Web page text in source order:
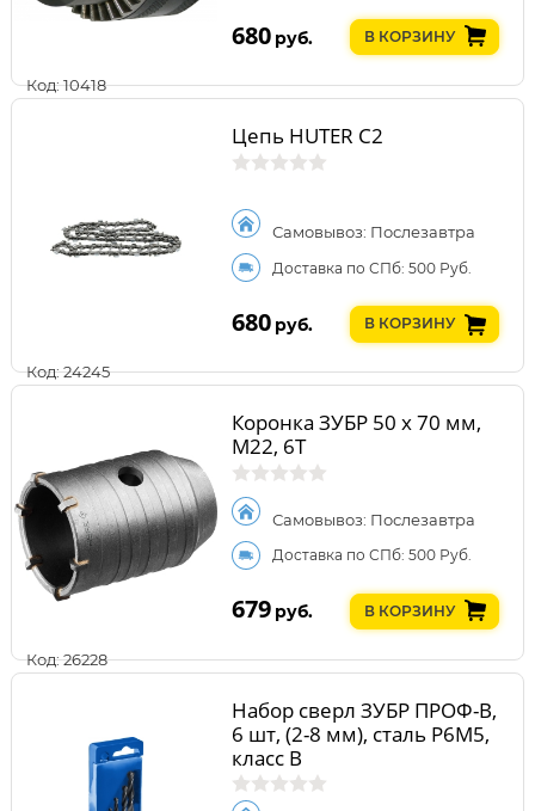
Код: 10418
680 руб. В КОРЗИНУ
Код: 24245
Цепь HUTER C2
Самовывоз: Послезавтра
Доставка по СПб: 500 Руб.
680 руб. В КОРЗИНУ
Код: 26228
Коронка ЗУБР 50 x 70 мм,
М22, 6Т
Самовывоз: Послезавтра
Доставка по СПб: 500 Руб.
679 руб. В КОРЗИНУ
Набор сверл ЗУБР ПРОФ-В,
6 шт, (2-8 мм), сталь Р6М5,
класс В